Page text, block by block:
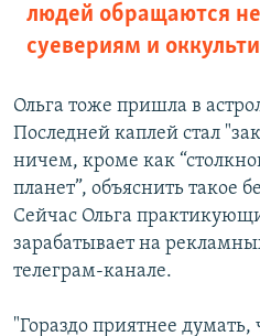
людей обращаются
суевериям и
Ольга тоже пришла в
Последней каплей стал
ничем, кроме как
планет”, объяснить такое
Сейчас Ольга
зарабатывает на
телеграм-канале.
"Гораздо приятнее думать,